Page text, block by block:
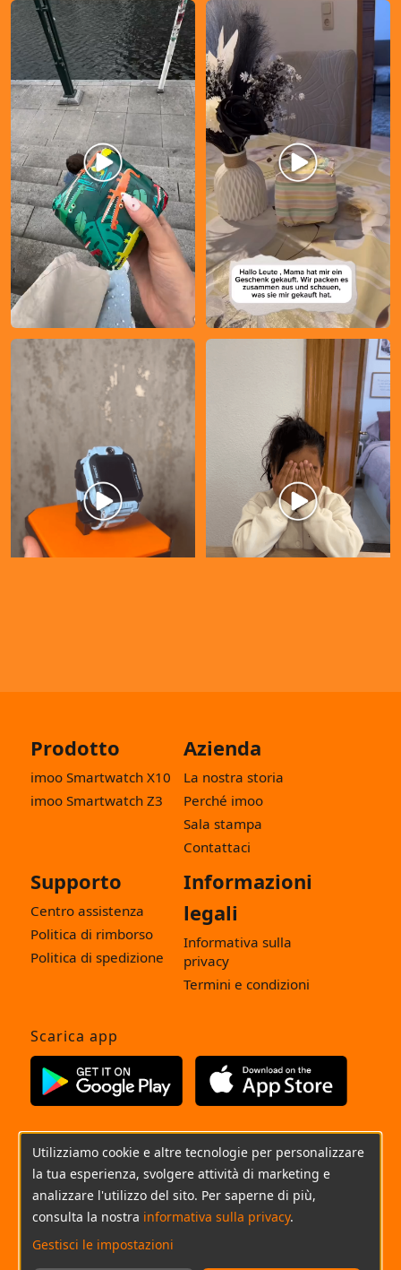
Prodotto
imoo Smartwatch X10
imoo Smartwatch Z3
Azienda
La nostra storia
Perché imoo
Sala stampa
Contattaci
Supporto
Centro assistenza
Politica di rimborso
Politica di spedizione
Informazioni
legali
Informativa sulla
privacy
Termini e condizioni
Scarica app
Seguici
Utilizziamo cookie e altre tecnologie per personalizzare
la tua esperienza, svolgere attività di marketing e
analizzare l'utilizzo del sito. Per saperne di più,
consulta la nostra informativa sulla privacy.
Gestisci le impostazioni